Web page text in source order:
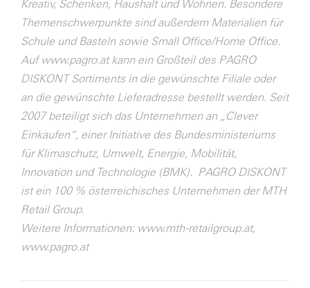
Kreativ, Schenken, Haushalt und Wohnen. Besondere
Themenschwerpunkte sind außerdem Materialien für
Schule und Basteln sowie Small Office/Home Office.
Auf www.pagro.at kann ein Großteil des PAGRO
DISKONT Sortiments in die gewünschte Filiale oder
an die gewünschte Lieferadresse bestellt werden. Seit
2007 beteiligt sich das Unternehmen an „Clever
Einkaufen“, einer Initiative des Bundesministeriums
für Klimaschutz, Umwelt, Energie, Mobilität,
Innovation und Technologie (BMK). PAGRO DISKONT
ist ein 100 % österreichisches Unternehmen der MTH
Retail Group.
Weitere Informationen: www.mth-retailgroup.at,
www.pagro.at